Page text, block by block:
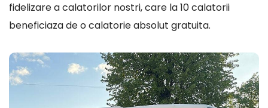
fidelizare a calatorilor nostri, care la 10 calatorii
beneficiaza de o calatorie absolut gratuita.